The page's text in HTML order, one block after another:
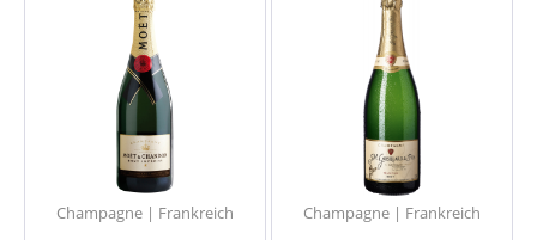
Champagne | Frankreich Champagne | Frankreich